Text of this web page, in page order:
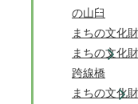
の山臼
まちの文化
まちの文化
跨線橋
まちの文化